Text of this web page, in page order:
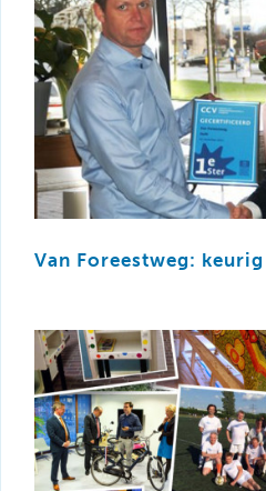
Van Foreestweg: